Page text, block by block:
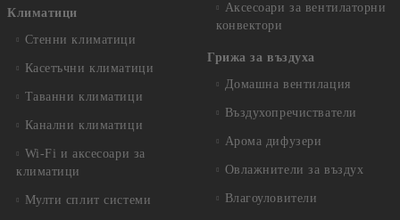
Климатици
Стенни климатици
Касетъчни климатици
Таванни климатици
Канални климатици
Wi-Fi и аксесоари за
климатици
Мулти сплит системи
Аксесоари за вентилаторни
конвектори
Грижа за въздуха
Домашна вентилация
Въздухопречистватели
Арома дифузери
Овлажнители за въздух
Влагоуловители